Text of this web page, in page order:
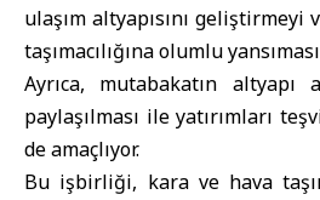
ulaşım altyapısını
taşımacılığına olumlu
Ayrıca, mutabakatın altyapı
paylaşılması ile yatırımları
de amaçlıyor.
Bu işbirliği, kara ve hava